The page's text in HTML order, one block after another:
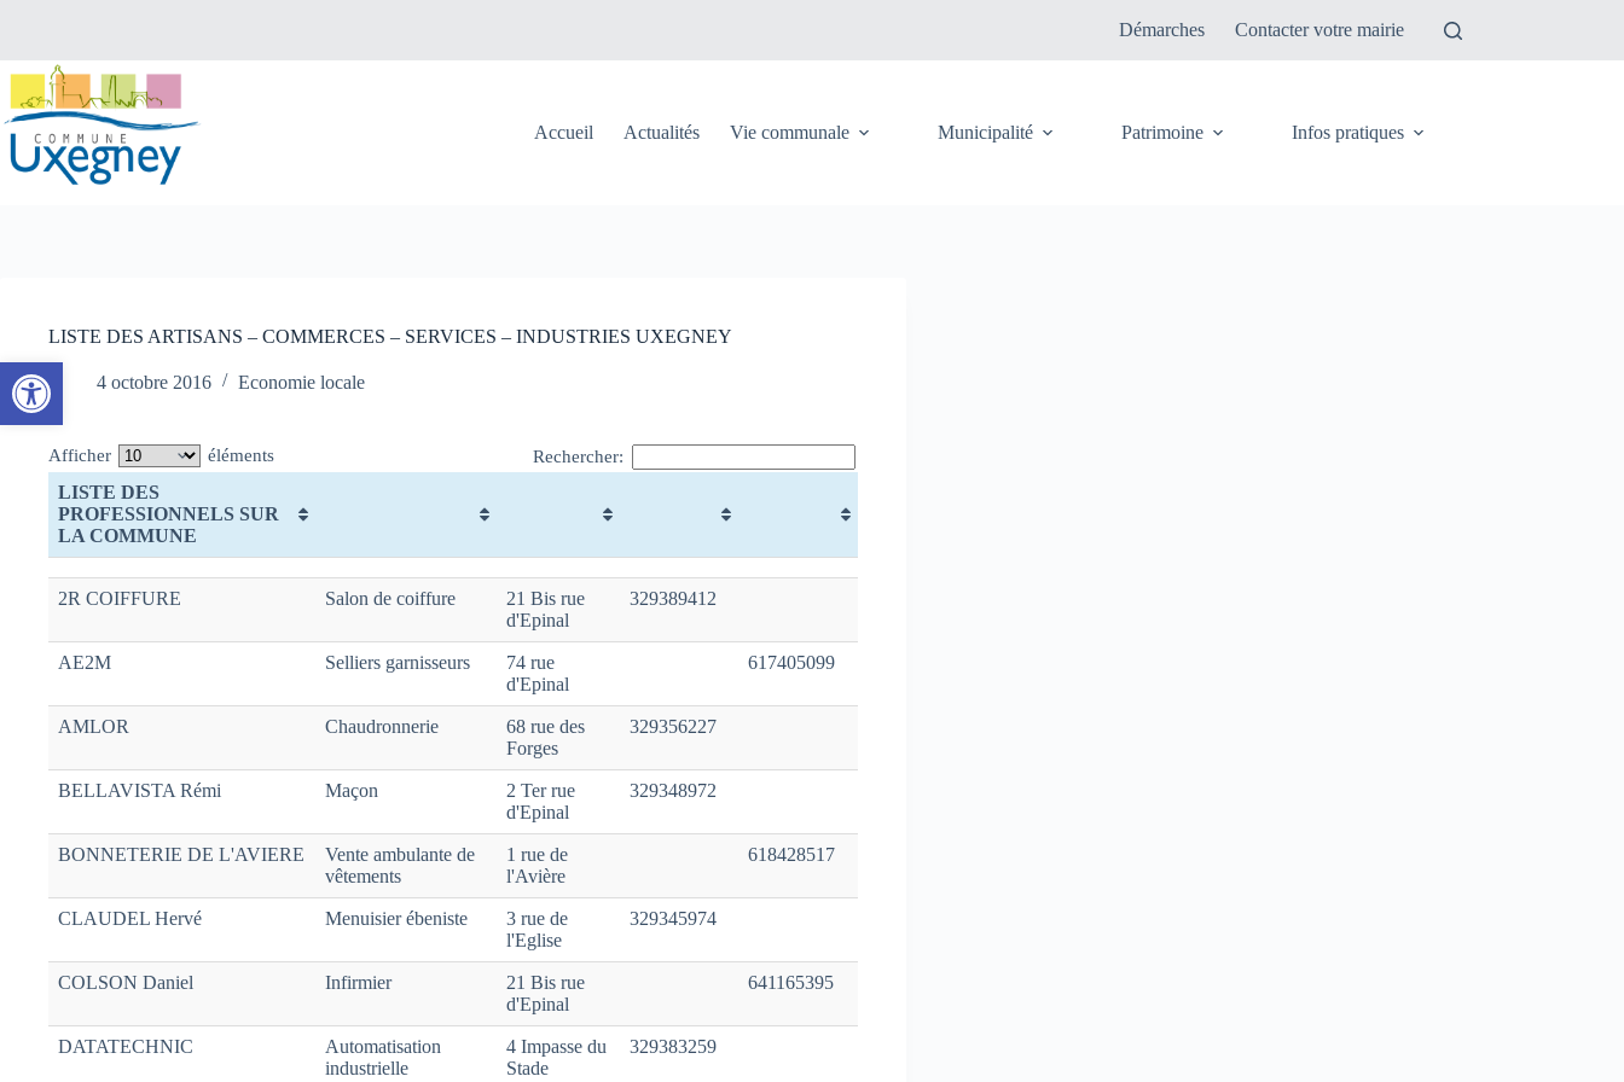
Ouvrir la barre d’outils
Démarches Contacter votre mairie
Accueil Actualités Vie communale Municipalité Patrimoine Infos pratiques
LISTE DES ARTISANS – COMMERCES – SERVICES – INDUSTRIES UXEGNEY
4 octobre 2016 Economie locale
Afficher éléments Rechercher:
LISTE DES
PROFESSIONNELS SUR
LA COMMUNE
2R COIFFURE Salon de coiffure
21 Bis rue
d'Epinal
329389412
AE2M Selliers garnisseurs
74 rue
d'Epinal
617405099
AMLOR Chaudronnerie
68 rue des
Forges
329356227
BELLAVISTA Rémi Maçon
2 Ter rue
d'Epinal
329348972
BONNETERIE DE L'AVIERE
Vente ambulante de
vêtements
1 rue de
l'Avière
618428517
CLAUDEL Hervé Menuisier ébeniste
3 rue de
l'Eglise
329345974
COLSON Daniel Infirmier
21 Bis rue
d'Epinal
641165395
DATATECHNIC
Automatisation
industrielle
4 Impasse du
Stade
329383259